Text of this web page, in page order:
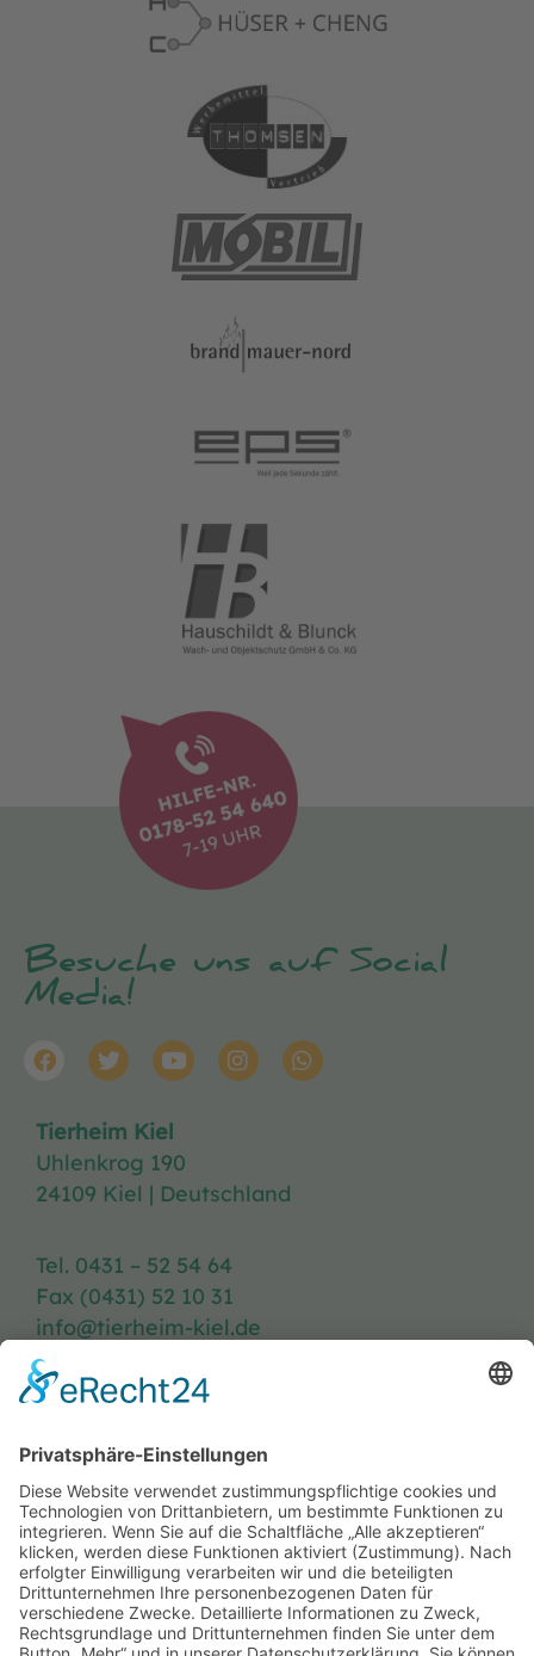
Besuche uns auf Social
Media!
Tierheim Kiel
Uhlenkrog 190
24109 Kiel | Deutschland
Tel. 0431 – 52 54 64
Fax (0431) 52 10 31
info@tierheim-kiel.de
Spenden
Kontakt & Anfahrt
Öffnungszeiten
Stellenangebote
FAQ
Impressum